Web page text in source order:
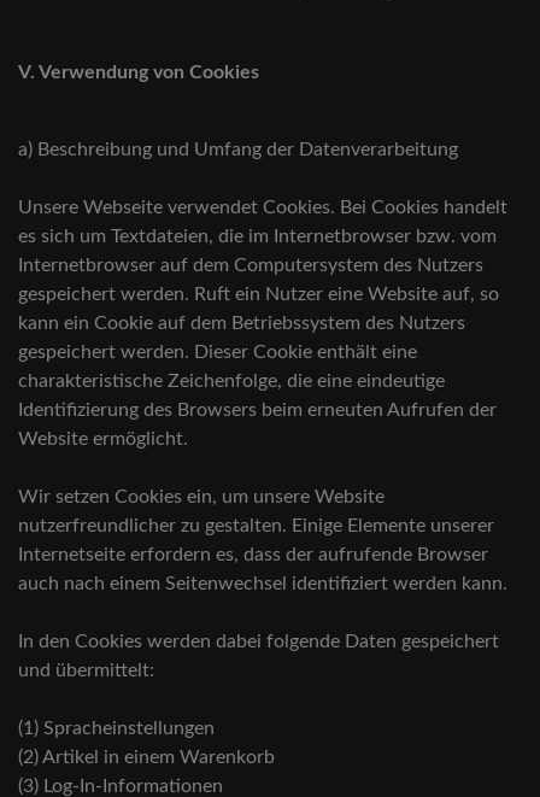
V. Verwendung von Cookies
a) Beschreibung und Umfang der Datenverarbeitung
Unsere Webseite verwendet Cookies. Bei Cookies handelt
es sich um Textdateien, die im Internetbrowser bzw. vom
Internetbrowser auf dem Computersystem des Nutzers
gespeichert werden. Ruft ein Nutzer eine Website auf, so
kann ein Cookie auf dem Betriebssystem des Nutzers
gespeichert werden. Dieser Cookie enthält eine
charakteristische Zeichenfolge, die eine eindeutige
Identifizierung des Browsers beim erneuten Aufrufen der
Website ermöglicht.
Wir setzen Cookies ein, um unsere Website
nutzerfreundlicher zu gestalten. Einige Elemente unserer
Internetseite erfordern es, dass der aufrufende Browser
auch nach einem Seitenwechsel identifiziert werden kann.
In den Cookies werden dabei folgende Daten gespeichert
und übermittelt:
(1) Spracheinstellungen
(2) Artikel in einem Warenkorb
(3) Log-In-Informationen